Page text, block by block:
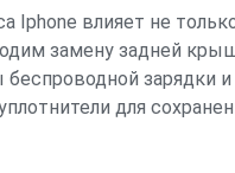
Iphone влияет не
замену задней
зарядки
для